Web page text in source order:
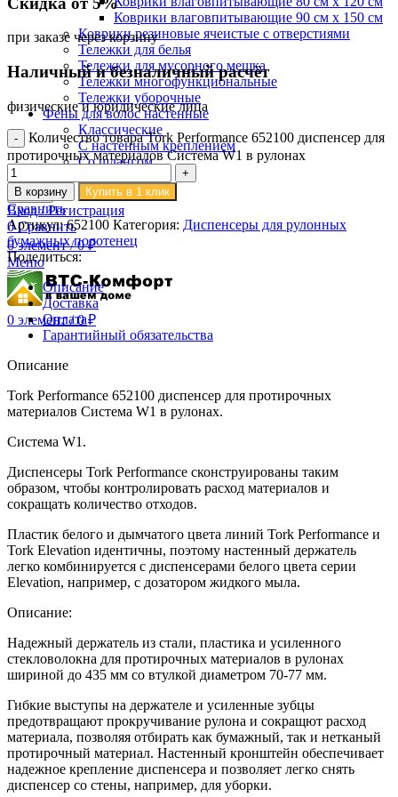
Коврики влаговпитывающие 90 см х 150 см
Коврики резиновые ячеистые с отверстиями
Тележки для белья
Тележки для мусорного мешка
Тележки многофункциональные
Тележки уборочные
Фены для волос настенные
Классические
С настенным креплением
Со шлангом
Поиск
Вход / Регистрация
0 Сравнить
0элемент / 0₽
Меню
0 элемент / 0₽
при заказе через корзину
Наличный и безналичный расчёт
физические и юридические лица
Количество товара Tork Performance 652100 диспенсер для
протирочных материалов Система W1 в рулонах
В корзину Купить в 1 клик
Сравнить
Артикул:652100 Категория: Диспенсеры для рулонных
бумажных полотенец
Поделиться:
Описание
Доставка
Оплата
Гарантийный обязательства
Описание
Tork Performance 652100 диспенсер для протирочных
материалов Система W1 в рулонах.
Система W1.
Диспенсеры Tork Performance сконструированы таким
образом, чтобы контролировать расход материалов и
сокращать количество отходов.
Пластик белого и дымчатого цвета линий Tork Performance и
Tork Elevation идентичны, поэтому настенный держатель
легко комбинируется с диспенсерами белого цвета серии
Elevation, например, с дозатором жидкого мыла.
Описание:
Надежный держатель из стали, пластика и усиленного
стекловолокна для протирочных материалов в рулонах
шириной до 435 мм со втулкой диаметром 70-77 мм.
Гибкие выступы на держателе и усиленные зубцы
предотвращают прокручивание рулона и сокращют расход
материала, позволяя отбирать как бумажный, так и нетканый
протирочный материал. Настенный кронштейн обеспечивает
надежное крепление диспенсера и позволяет легко снять
диспенсер со стены, например, для уборки.